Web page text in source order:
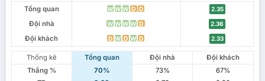
Tổng quan
W W W D D 2.35
Đội nhà W W W W D 2.36
Đội khách D W D W D 2.33
Thống kê Tổng quan Đội nhà
Đội khách
Thắng %
70% 73%
67%